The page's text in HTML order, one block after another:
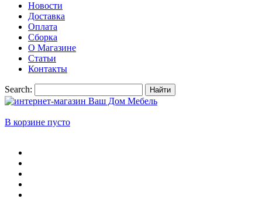
Новости
Доставка
Оплата
Сборка
О Магазине
Статьи
Контакты
Search: Найти
В корзине пусто